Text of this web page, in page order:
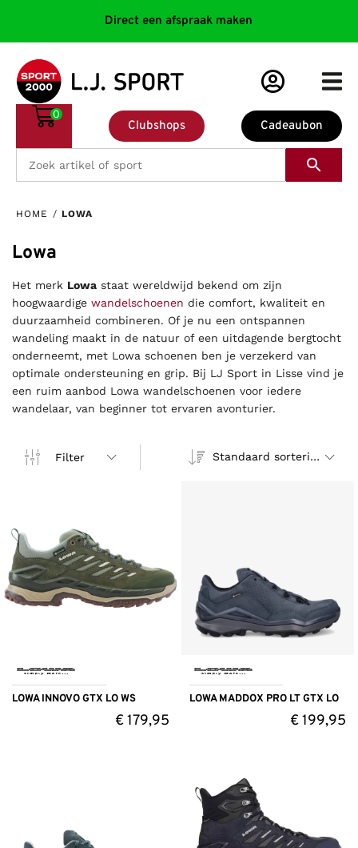
Direct een afspraak maken
Cadeaubon
Clubshops
0
HOME / LOWA
Lowa
Het merk Lowa staat wereldwijd bekend om zijn
hoogwaardige wandelschoenen die comfort, kwaliteit en
duurzaamheid combineren. Of je nu een ontspannen
wandeling maakt in de natuur of een uitdagende bergtocht
onderneemt, met Lowa schoenen ben je verzekerd van
optimale ondersteuning en grip. Bij LJ Sport in Lisse vind je
een ruim aanbod Lowa wandelschoenen voor iedere
wandelaar, van beginner tot ervaren avonturier.
Filter Standaard sortering
LOWA INNOVO GTX LO WS
€179,95
LOWA MADDOX PRO LT GTX LO
€199,95